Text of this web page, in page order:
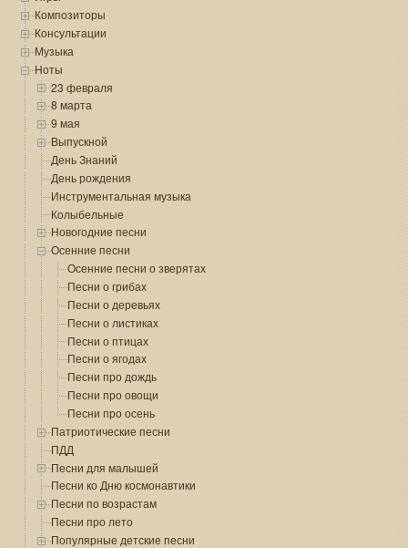
Композиторы
Консультации
Музыка
Ноты
23 февраля
8 марта
9 мая
Выпускной
День Знаний
День рождения
Инструментальная музыка
Колыбельные
Новогодние песни
Осенние песни
Осенние песни о зверятах
Песни о грибах
Песни о деревьях
Песни о листиках
Песни о птицах
Песни о ягодах
Песни про дождь
Песни про овощи
Песни про осень
Патриотические песни
ПДД
Песни для малышей
Песни ко Дню космонавтики
Песни по возрастам
Песни про лето
Популярные детские песни